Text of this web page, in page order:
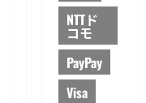
NTTド
コモ
PayPay
Visa